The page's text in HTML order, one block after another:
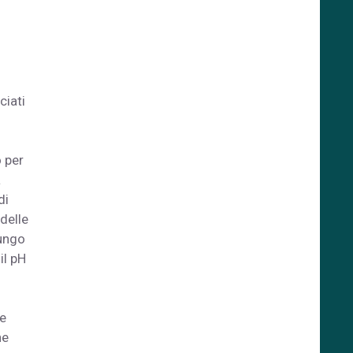
per
pH